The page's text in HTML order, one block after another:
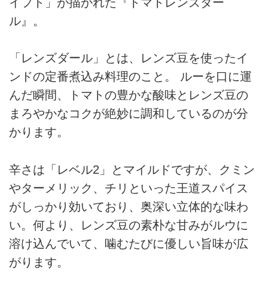
ル』。
「レンズダール」とは、レンズ豆を使ったイ
ンドの定番煮込み料理のこと。 ルーを口に運
んだ瞬間、トマトの豊かな酸味とレンズ豆の
まろやかなコクが絶妙に調和しているのが分
かります。
辛さは「レベル2」とマイルドですが、クミン
やターメリック、チリといった王道スパイス
がしっかり効いており、奥深い立体的な味わ
い。何より、レンズ豆の素朴な甘みがルウに
溶け込んでいて、噛むたびに優しい旨味が広
がります。